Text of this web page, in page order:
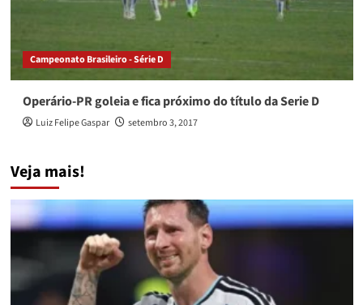
Campeonato Brasileiro - Série D
Operário-PR goleia e fica próximo do título da Serie D
Luiz Felipe Gaspar setembro 3, 2017
Veja mais!